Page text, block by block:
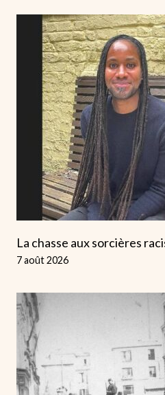
La chasse aux sorcières
7 août 2026